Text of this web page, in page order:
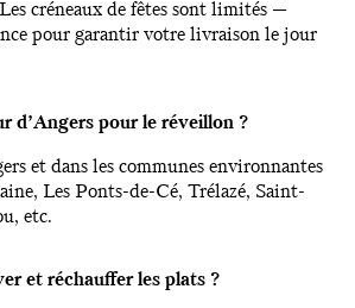
créneaux de fêtes sont limités —
pour garantir votre livraison le jour
d’Angers pour le réveillon ?
et dans les communes environnantes
Les Ponts-de-Cé, Trélazé, Saint-
etc.
et réchauffer les plats ?